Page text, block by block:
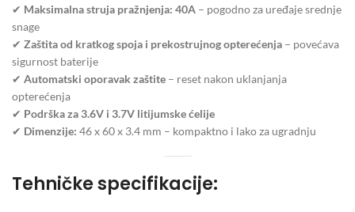
✔ Maksimalna struja pražnjenja: 40A – pogodno za uređaje srednje
snage
✔ Zaštita od kratkog spoja i prekostrujnog opterećenja – povećava
sigurnost baterije
✔ Automatski oporavak zaštite – reset nakon uklanjanja
opterećenja
✔ Podrška za 3.6V i 3.7V litijumske ćelije
✔ Dimenzije: 46 x 60 x 3.4 mm – kompaktno i lako za ugradnju
Tehničke specifikacije: